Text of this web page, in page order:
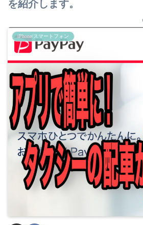
を紹介します。
iPhone/スマートフォン